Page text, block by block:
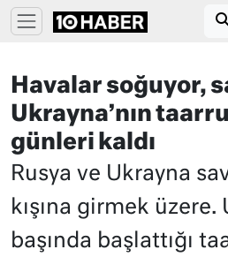
Havalar soğuyor,
Ukrayna’nın
günleri kaldı
Rusya ve Ukrayna
kışına girmek üzere.
başında başlattığı